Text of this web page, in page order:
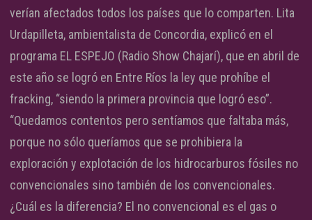
verían afectados todos los países que lo comparten. Lita
Urdapilleta, ambientalista de Concordia, explicó en el
programa EL ESPEJO (Radio Show Chajarí), que en abril de
este año se logró en Entre Ríos la ley que prohíbe el
fracking, “siendo la primera provincia que logró eso”.
“Quedamos contentos pero sentíamos que faltaba más,
porque no sólo queríamos que se prohibiera la
exploración y explotación de los hidrocarburos fósiles no
convencionales sino también de los convencionales.
¿Cuál es la diferencia? El no convencional es el gas o